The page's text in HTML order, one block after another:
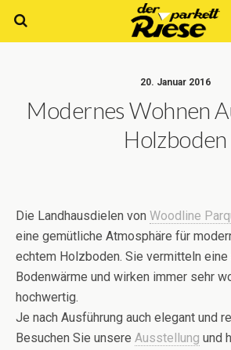
20. Januar 2016
Modernes Wohnen
Holzboden
Die ‪Landhausdielen‬ von Woodline
eine gemütliche Atmosphäre für
echtem Holzboden. Sie vermitteln eine
Bodenwärme und wirken immer sehr
‪‎hochwertig‬.
Je nach Ausführung auch elegant und
Besuchen Sie unsere ‪ Ausstellung und